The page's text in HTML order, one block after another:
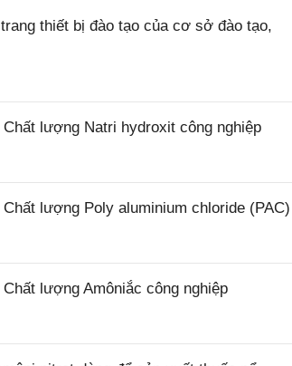
thiết bị đào tạo của cơ sở đào tạo,
lượng Natri hydroxit công nghiệp
lượng Poly aluminium chloride (PAC)
lượng Amôniắc công nghiệp